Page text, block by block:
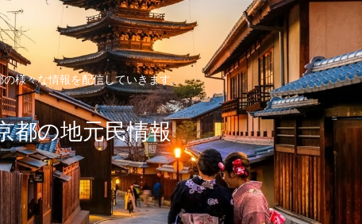
の様々な情報を配信していきます。
都の地元民情報